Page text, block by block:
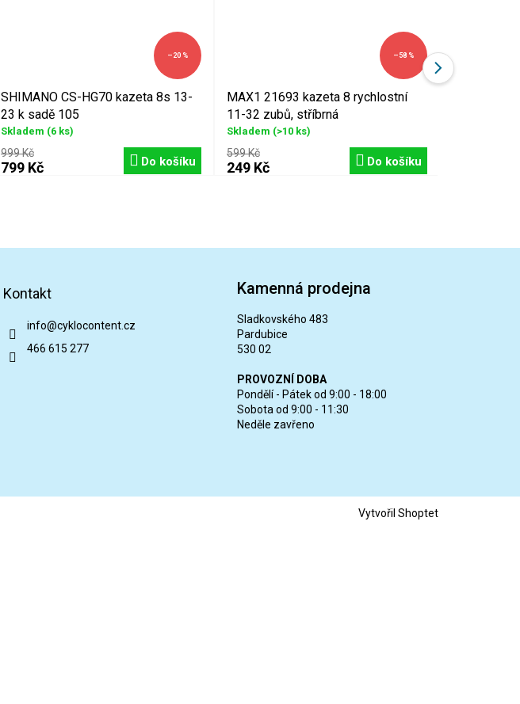
–20 %
SHIMANO CS-HG70 kazeta 8s 13-
23 k sadě 105
Skladem (6 ks)
999 Kč
799 Kč Do košíku
–58 %
MAX1 21693 kazeta 8 rychlostní
11-32 zubů, stříbrná
Skladem (>10 ks)
599 Kč
249 Kč Do košíku
Kontakt
info@cyklocontent.cz
466 615 277
Kamenná prodejna
Sladkovského 483
Pardubice
530 02
PROVOZNÍ DOBA
Pondělí - Pátek od 9:00 - 18:00
Sobota od 9:00 - 11:30
Neděle zavřeno
Vytvořil Shoptet